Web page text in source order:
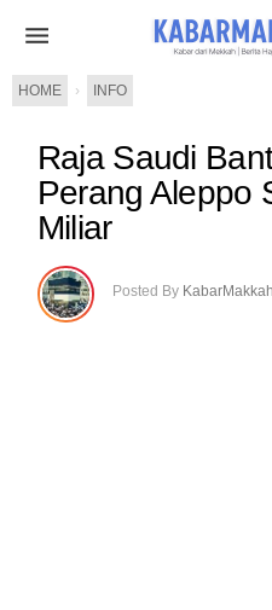
HOME › INFO
Raja Saudi
Perang Aleppo
Miliar
Posted By